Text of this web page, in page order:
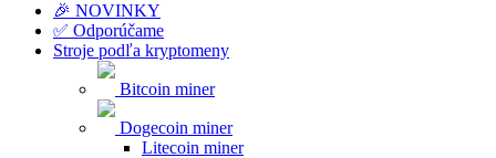
🎉 NOVINKY
✅ Odporúčame
Stroje podľa kryptomeny
Bitcoin miner
Dogecoin miner
Litecoin miner